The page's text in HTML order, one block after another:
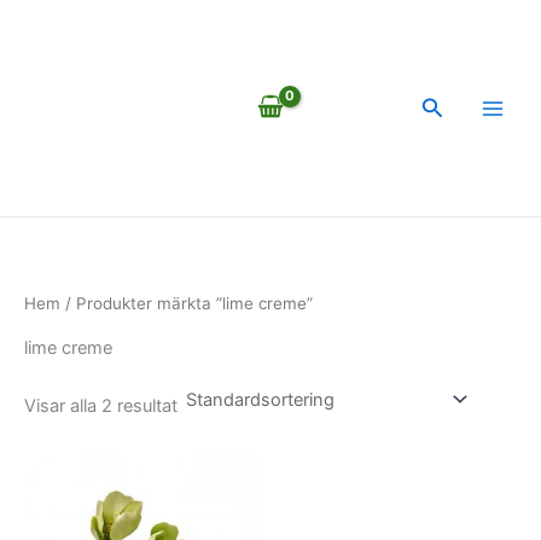
Sök
Hem / Produkter märkta ”lime creme”
lime creme
Visar alla 2 resultat